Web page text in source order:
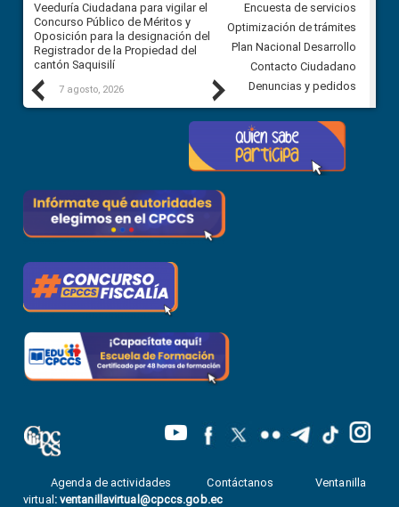
Previous
Veeduría Ciudadana para vigilar el
Concurso Público de Méritos y
Oposición para la designación del
Registrador de la Propiedad del
cantón Saquisilí
7 agosto, 2026
Veeduría Ciudadana para
construcción del asfaltado de
Ballenita del cantón Santa
7 agosto, 2026
Next
Encuesta de servicios
Optimización de trámites
Plan Nacional Desarrollo
Contacto Ciudadano
Denuncias y pedidos
Agenda de actividades Contáctanos
Ventanilla
virtual: ventanillavirtual@cpccs.gob.ec